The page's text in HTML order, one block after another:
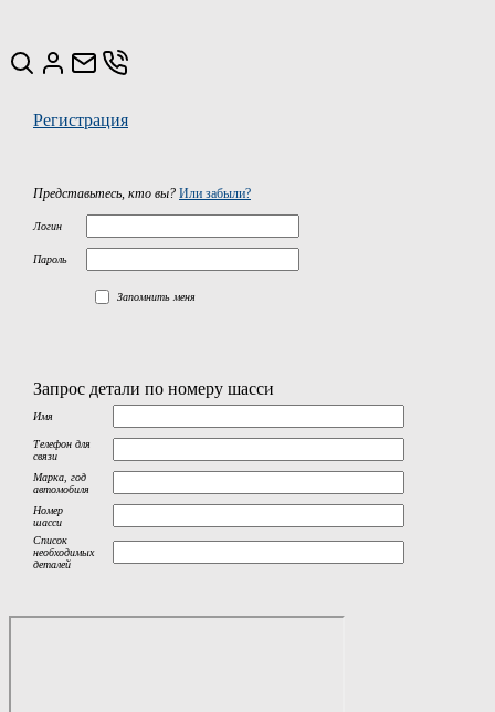
Регистрация
Представьтесь, кто вы? Или забыли?
Логин
Пароль
Запомнить меня
Запрос детали по номеру шасси
Имя
Телефон для
связи
Марка, год
автомобиля
Номер
шасси
Список
необходимых
деталей